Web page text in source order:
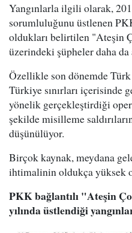
Yangınlarla ilgili olarak,
sorumluluğunu üstlenen
oldukları belirtilen "Ateşin
üzerindeki şüpheler daha da
Özellikle son dönemde
Türkiye sınırları içerisinde
yönelik gerçekleştirdiği
şekilde misilleme
düşünülüyor.
Birçok kaynak, meydana
ihtimalinin oldukça yüksek
PKK bağlantılı "Ateşin
yılında üstlendiği